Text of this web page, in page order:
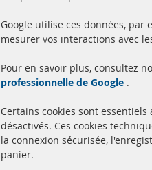
Livraison en 24
Produits en stock
Quick
Filtres à
Google utilise ces données,
mesurer vos interactions avec
Pour en savoir plus, consultez
professionnelle de Google .
Certains cookies sont
désactivés. Ces cookies
la connexion sécurisée,
panier.